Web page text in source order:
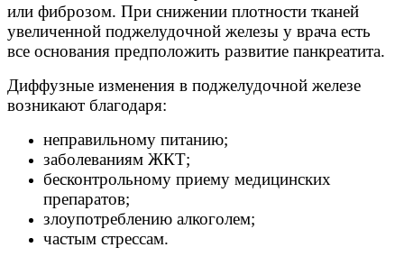
или фиброзом. При снижении плотности тканей
увеличенной поджелудочной железы у врача есть
все основания предположить развитие панкреатита.
Диффузные изменения в поджелудочной железе
возникают благодаря:
неправильному питанию;
заболеваниям ЖКТ;
бесконтрольному приему медицинских
препаратов;
злоупотреблению алкоголем;
частым стрессам.